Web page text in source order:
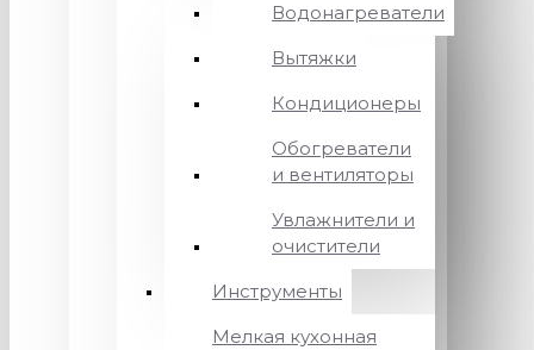
Водонагреватели
Вытяжки
Кондиционеры
Обогреватели
и вентиляторы
Увлажнители и
очистители
Инструменты
Мелкая кухонная